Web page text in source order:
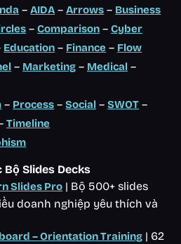
–AIDA –Arrows – Business
– Comparison – Cyber
Education – Finance – Flow
– Marketing – Medical –
– Process –Social –SWOT –
Timeline
Bộ Slides Decks
Slides Pro | Bộ 500+ slides
doanh nghiệp yêu thích và
– Orientation Training | 62